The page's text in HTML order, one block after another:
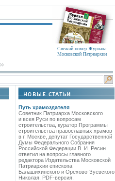
Свежий номер Журнала
Московской Патриархии
Путь храмоздателя
Советник Патриарха Московского
и всея Руси по вопросам
строительства, куратор Программы
строительства православных храмов
в г. Москве, депутат Государственной
Думы Федерального Собрания
Российской Федерации В. И. Ресин
ответил на вопросы главного
редактора Издательства Московской
Патриархии епископа
Балашихинского и Орехово-Зуевского
Николая. PDF-версия.